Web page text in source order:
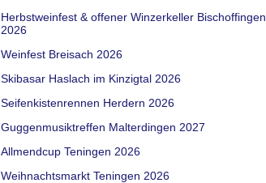
Herbstweinfest & offener Winzerkeller Bischoffingen
2026
Weinfest Breisach 2026
Skibasar Haslach im Kinzigtal 2026
Seifenkistenrennen Herdern 2026
Guggenmusiktreffen Malterdingen 2027
Allmendcup Teningen 2026
Weihnachtsmarkt Teningen 2026